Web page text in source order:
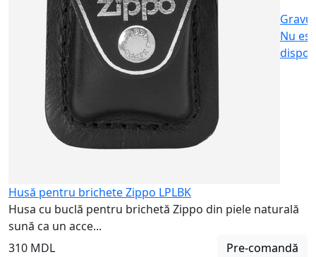
Nu
Husă pentru brichete Zippo LPLBK
Husa cu buclă pentru brichetă Zippo din piele naturală
sună ca un acce...
310 MDL
Pre-comandă